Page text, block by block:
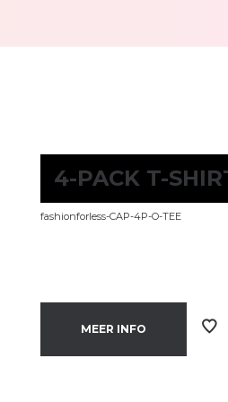
4-PACK T-
fashionforless-CAP-4P-O-TEE
MEER INFO